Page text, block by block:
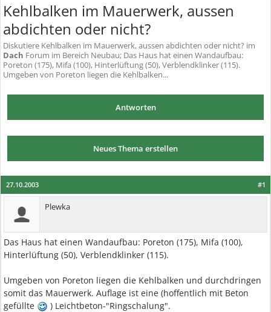
Kehlbalken im Mauerwerk, aussen
abdichten oder nicht?
Diskutiere Kehlbalken im Mauerwerk, aussen abdichten oder nicht? im
Dach Forum im Bereich Neubau; Das Haus hat einen Wandaufbau:
Poreton (175), Mifa (100), Hinterlüftung (50), Verblendklinker (115).
Umgeben von Poreton liegen die Kehlbalken...
Antworten
Neues Thema erstellen
#1
27.10.2003
Plewka
Das Haus hat einen Wandaufbau: Poreton (175), Mifa (100),
Hinterlüftung (50), Verblendklinker (115).
Umgeben von Poreton liegen die Kehlbalken und durchdringen
somit das Mauerwerk. Auflage ist eine (hoffentlich mit Beton
gefüllte
) Leichtbeton-"Ringschalung".